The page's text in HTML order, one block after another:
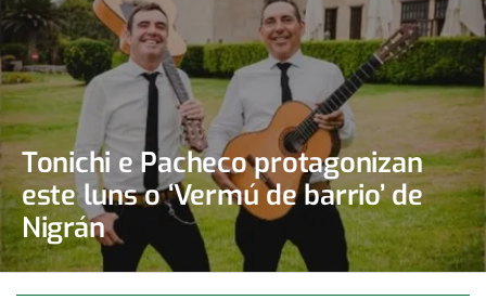
Tonichi e Pacheco protagonizan
este luns o ‘Vermú de barrio’ de
Nigrán